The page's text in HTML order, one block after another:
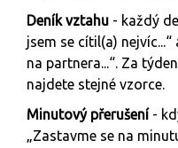
Deník vztahu - každý
jsem se cítil(a)
na partnera...“. Za
najdete stejné vzorce.
Minutový přerušení-
„Zastavme se na